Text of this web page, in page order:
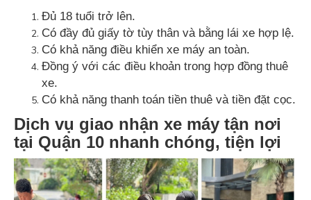
Đủ 18 tuổi trở lên.
Có đầy đủ giấy tờ tùy thân và bằng lái xe hợp lệ.
Có khả năng điều khiển xe máy an toàn.
Đồng ý với các điều khoản trong hợp đồng thuê
xe.
Có khả năng thanh toán tiền thuê và tiền đặt cọc.
Dịch vụ giao nhận xe máy tận nơi
tại Quận 10 nhanh chóng, tiện lợi